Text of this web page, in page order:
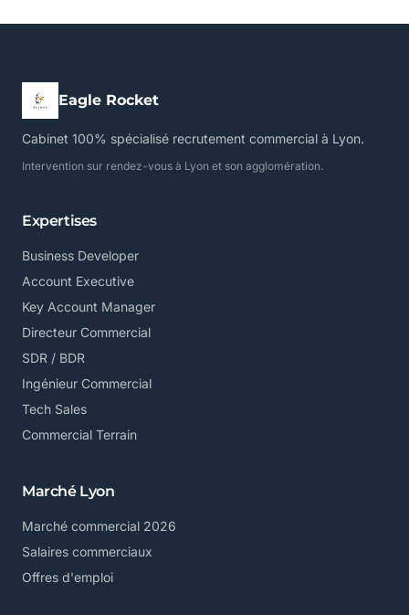
Eagle Rocket
Cabinet 100% spécialisé recrutement commercial à Lyon.
Intervention sur rendez-vous à Lyon et son agglomération.
Expertises
Business Developer
Account Executive
Key Account Manager
Directeur Commercial
SDR / BDR
Ingénieur Commercial
Tech Sales
Commercial Terrain
Marché Lyon
Marché commercial 2026
Salaires commerciaux
Offres d'emploi